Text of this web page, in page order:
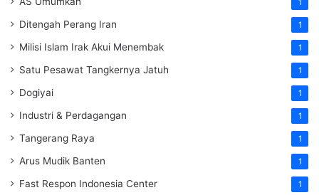
1
Ditengah Perang Iran 1
Milisi Islam Irak Akui Menembak 1
Satu Pesawat Tangkernya Jatuh 1
Dogiyai 1
Industri & Perdagangan 1
Tangerang Raya 1
Arus Mudik Banten 1
Fast Respon Indonesia Center 1